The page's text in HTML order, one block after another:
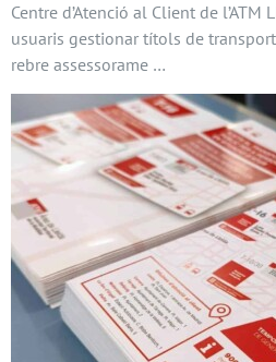
Centre d’Atenció al Client de
usuaris gestionar títols de
rebre assessorame …